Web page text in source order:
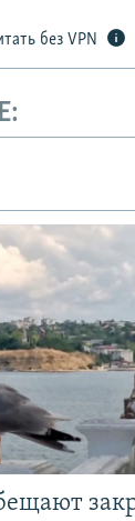
без VPN